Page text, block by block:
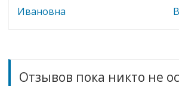
по
Ивановна
Отзывов пока никто не